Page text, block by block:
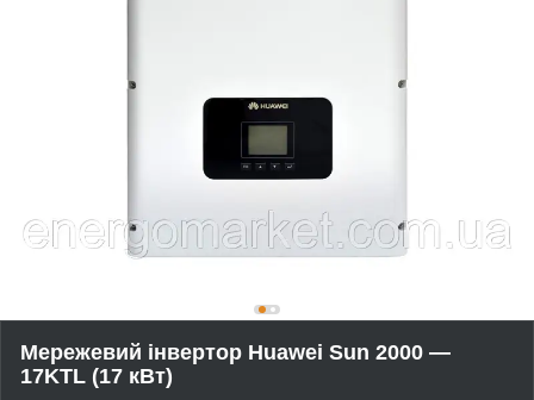
Мережевий інвертор Huawei Sun 2000 —
17KTL (17 кВт)